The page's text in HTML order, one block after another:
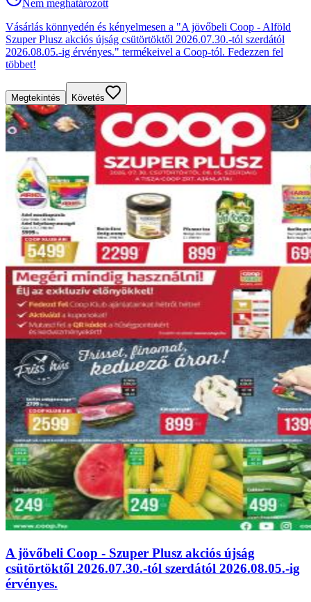
Nem meghatározott
Vásárlás könnyedén és kényelmesen a "A jövőbeli Coop - Alföld
Szuper Plusz akciós újság csütörtöktől 2026.07.30.-tól szerdától
2026.08.05.-ig érvényes." termékeivel a Coop-tól. Fedezzen fel
többet!
Megtekintés Követés
A jövőbeli Coop - Szuper Plusz akciós újság
csütörtöktől 2026.07.30.-tól szerdától 2026.08.05.-ig
érvényes.